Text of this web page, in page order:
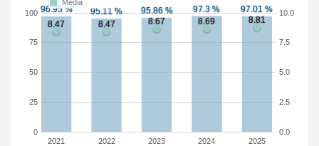
2021 2022 2023 2024 2025
0
25
50
75
100
0.0
2.5
5.0
7.5
10.0
Media